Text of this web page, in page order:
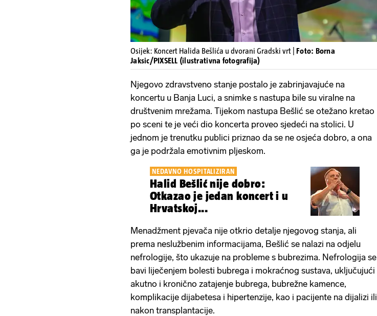
Osijek: Koncert Halida Bešlića u dvorani Gradski vrt | Foto: Borna
Jaksic/PIXSELL (ilustrativna fotografija)
Njegovo zdravstveno stanje postalo je zabrinjavajuće na
koncertu u Banja Luci, a snimke s nastupa bile su viralne na
društvenim mrežama. Tijekom nastupa Bešlić se otežano kretao
po sceni te je veći dio koncerta proveo sjedeći na stolici. U
jednom je trenutku publici priznao da se ne osjeća dobro, a ona
ga je podržala emotivnim pljeskom.
NEDAVNO HOSPITALIZIRAN
Halid Bešlić nije dobro:
Otkazao je jedan koncert i u
Hrvatskoj...
Menadžment pjevača nije otkrio detalje njegovog stanja, ali
prema neslužbenim informacijama, Bešlić se nalazi na odjelu
nefrologije, što ukazuje na probleme s bubrezima. Nefrologija se
bavi liječenjem bolesti bubrega i mokraćnog sustava, uključujući
akutno i kronično zatajenje bubrega, bubrežne kamence,
komplikacije dijabetesa i hipertenzije, kao i pacijente na dijalizi ili
nakon transplantacije.